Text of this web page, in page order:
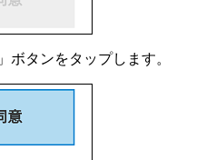
」ボタンをタップします。